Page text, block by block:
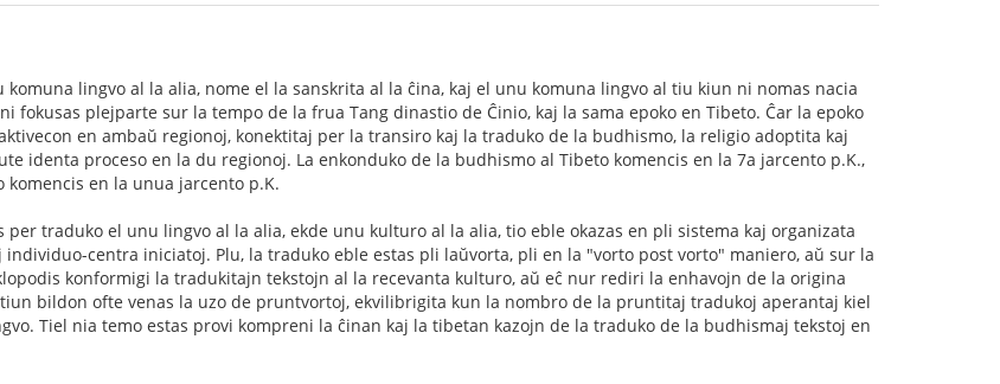
lingvo al la alia, nome el la sanskrita al la ĉina, kaj el unu komuna lingvo al tiu kiun ni nomas nacia
fokusas plejparte sur la tempo de la frua Tang dinastio de Ĉinio, kaj la sama epoko en Tibeto. Ĉar la epoko
en ambaŭ regionoj, konektitaj per la transiro kaj la traduko de la budhismo, la religio adoptita kaj
identa proceso en la du regionoj. La enkonduko de la budhismo al Tibeto komencis en la 7a jarcento p.K.,
komencis en la unua jarcento p.K.
per traduko el unu lingvo al la alia, ekde unu kulturo al la alia, tio eble okazas en pli sistema kaj organizata
centra iniciatoj. Plu, la traduko eble estas pli laŭvorta, pli en la "vorto post vorto" maniero, aŭ sur la
konformigi la tradukitajn tekstojn al la recevanta kulturo, aŭ eĉ nur rediri la enhavojn de la origina
bildon ofte venas la uzo de pruntvortoj, ekvilibrigita kun la nombro de la pruntitaj tradukoj aperantaj kiel
Tiel nia temo estas provi kompreni la ĉinan kaj la tibetan kazojn de la traduko de la budhismaj tekstoj en